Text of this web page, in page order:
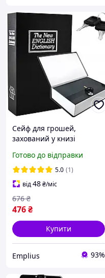
Сейф для грошей,
захований у книзі
Готово до відправки
5.0 (1)
від48₴/міс
476₴
676 ₴
Купити
Emplius 93%